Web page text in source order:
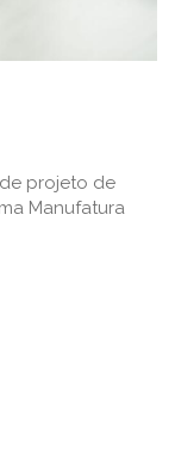
projeto de
Manufatura